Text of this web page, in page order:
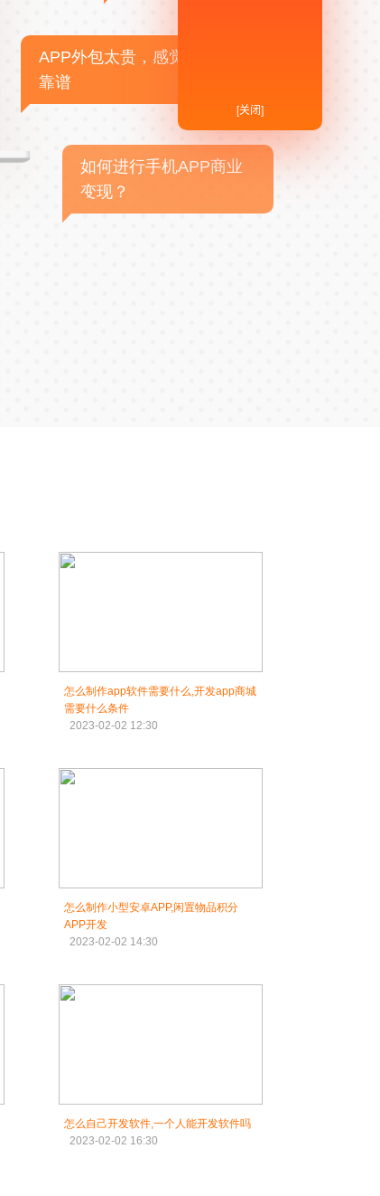
APP外包太贵，感觉不
靠谱
如何进行手机APP商业
变现？
怎么制作app软件需要什么,开发app商城
需要什么条件
2023-02-02 12:30
怎么制作小型安卓APP,闲置物品积分
APP开发
2023-02-02 14:30
怎么自己开发软件,一个人能开发软件吗
2023-02-02 16:30
[关闭]